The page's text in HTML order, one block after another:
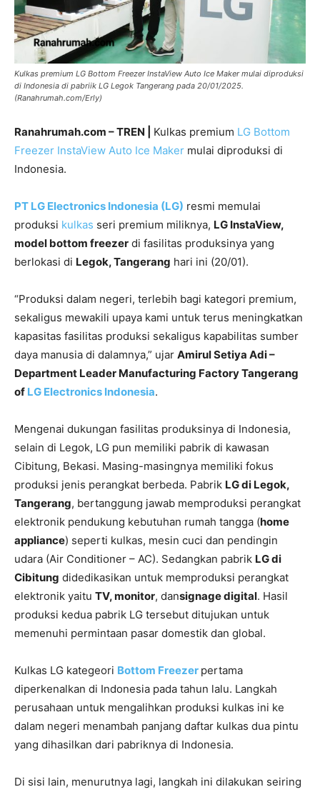
Kulkas premium LG Bottom Freezer InstaView Auto Ice Maker mulai diproduksi
di Indonesia di pabriik LG Legok Tangerang pada 20/01/2025.
(Ranahrumah.com/Erly)
Ranahrumah.com – TREN | Kulkas premium LG Bottom
Freezer InstaView Auto Ice Maker mulai diproduksi di
Indonesia.
PT LG Electronics Indonesia (LG) resmi memulai
produksi kulkas seri premium miliknya, LG InstaView,
model bottom freezer di fasilitas produksinya yang
berlokasi di Legok, Tangerang hari ini (20/01).
“Produksi dalam negeri, terlebih bagi kategori premium,
sekaligus mewakili upaya kami untuk terus meningkatkan
kapasitas fasilitas produksi sekaligus kapabilitas sumber
daya manusia di dalamnya,” ujar Amirul Setiya Adi –
Department Leader Manufacturing Factory Tangerang
of LG Electronics Indonesia.
Mengenai dukungan fasilitas produksinya di Indonesia,
selain di Legok, LG pun memiliki pabrik di kawasan
Cibitung, Bekasi. Masing-masingnya memiliki fokus
produksi jenis perangkat berbeda. Pabrik LG di Legok,
Tangerang, bertanggung jawab memproduksi perangkat
elektronik pendukung kebutuhan rumah tangga (home
appliance) seperti kulkas, mesin cuci dan pendingin
udara (Air Conditioner – AC). Sedangkan pabrik LG di
Cibitung didedikasikan untuk memproduksi perangkat
elektronik yaitu TV, monitor, dansignage digital. Hasil
produksi kedua pabrik LG tersebut ditujukan untuk
memenuhi permintaan pasar domestik dan global.
Kulkas LG kategeori Bottom Freezer pertama
diperkenalkan di Indonesia pada tahun lalu. Langkah
perusahaan untuk mengalihkan produksi kulkas ini ke
dalam negeri menambah panjang daftar kulkas dua pintu
yang dihasilkan dari pabriknya di Indonesia.
Di sisi lain, menurutnya lagi, langkah ini dilakukan seiring